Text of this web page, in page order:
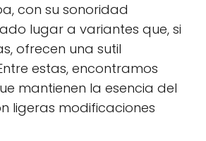
con su sonoridad
lugar a variantes que, si
ofrecen una sutil
estas, encontramos
mantienen la esencia del
ligeras modificaciones